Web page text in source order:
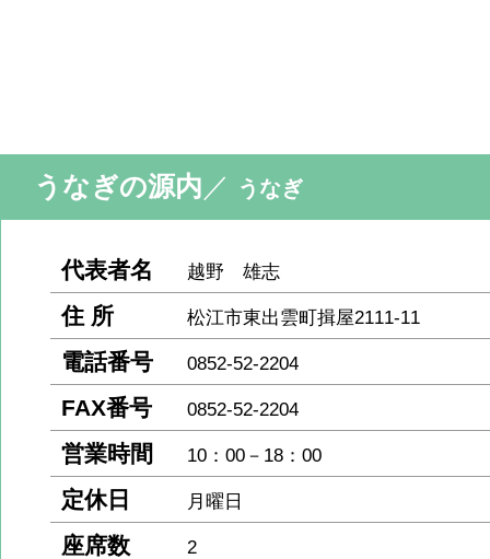
うなぎの源内 ／ うなぎ
代表者名 越野 雄志
住 所 松江市東出雲町揖屋2111-11
電話番号 0852-52-2204
FAX番号 0852-52-2204
営業時間 10：00－18：00
定休日 月曜日
座席数 2